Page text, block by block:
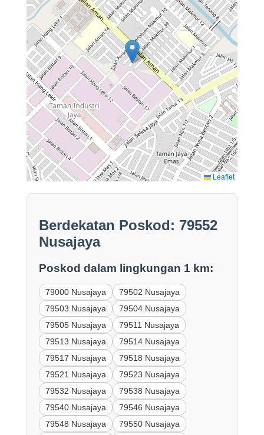
Leaflet
Berdekatan Poskod: 79552
Nusajaya
Poskod dalam lingkungan 1 km:
79000 Nusajaya
79502 Nusajaya
79503 Nusajaya
79504 Nusajaya
79505 Nusajaya
79511 Nusajaya
79513 Nusajaya
79514 Nusajaya
79517 Nusajaya
79518 Nusajaya
79521 Nusajaya
79523 Nusajaya
79532 Nusajaya
79538 Nusajaya
79540 Nusajaya
79546 Nusajaya
79548 Nusajaya
79550 Nusajaya